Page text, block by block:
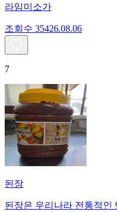
라임미소가
조회수 35426.08.06
7
된장
된장은 우리나라 전통적인